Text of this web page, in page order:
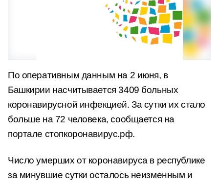
По оперативным данным на 2 июня, в
Башкирии насчитывается 3409 больных
коронавирусной инфекцией. За сутки их стало
больше на 72 человека, сообщается на
портале стопкоронавирус.рф.
Число умерших от коронавируса в республике
за минувшие сутки осталось неизменным и